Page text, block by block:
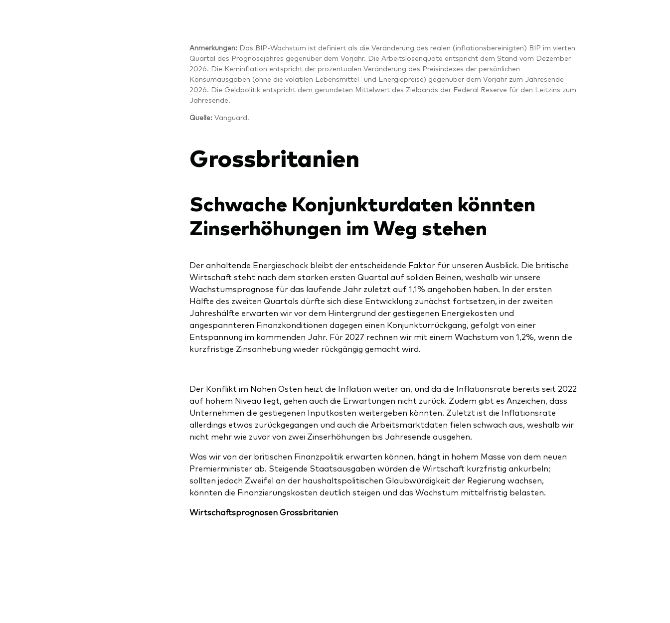
Anmerkungen: Das BIP-Wachstum ist definiert als die Veränderung des realen (inflationsbereinigten) BIP im vierten
Quartal des Prognosejahres gegenüber dem Vorjahr. Die Arbeitslosenquote entspricht dem Stand vom Dezember
2026. Die Kerninflation entspricht der prozentualen Veränderung des Preisindexes der persönlichen
Konsumausgaben (ohne die volatilen Lebensmittel- und Energiepreise) gegenüber dem Vorjahr zum Jahresende
2026. Die Geldpolitik entspricht dem gerundeten Mittelwert des Zielbands der Federal Reserve für den Leitzins zum
Jahresende.
Quelle: Vanguard.
Grossbritanien
Schwache Konjunkturdaten könnten
Zinserhöhungen im Weg stehen
Der anhaltende Energieschock bleibt der entscheidende Faktor für unseren Ausblick. Die britische
Wirtschaft steht nach dem starken ersten Quartal auf soliden Beinen, weshalb wir unsere
Wachstumsprognose für das laufende Jahr zuletzt auf 1,1% angehoben haben. In der ersten
Hälfte des zweiten Quartals dürfte sich diese Entwicklung zunächst fortsetzen, in der zweiten
Jahreshälfte erwarten wir vor dem Hintergrund der gestiegenen Energiekosten und
angespannteren Finanzkonditionen dagegen einen Konjunkturrückgang, gefolgt von einer
Entspannung im kommenden Jahr. Für 2027 rechnen wir mit einem Wachstum von 1,2%, wenn die
kurzfristige Zinsanhebung wieder rückgängig gemacht wird.
Der Konflikt im Nahen Osten heizt die Inflation weiter an, und da die Inflationsrate bereits seit 2022
auf hohem Niveau liegt, gehen auch die Erwartungen nicht zurück. Zudem gibt es Anzeichen, dass
Unternehmen die gestiegenen Inputkosten weitergeben könnten. Zuletzt ist die Inflationsrate
allerdings etwas zurückgegangen und auch die Arbeitsmarktdaten fielen schwach aus, weshalb wir
nicht mehr wie zuvor von zwei Zinserhöhungen bis Jahresende ausgehen.
Was wir von der britischen Finanzpolitik erwarten können, hängt in hohem Masse von dem neuen
Premierminister ab. Steigende Staatsausgaben würden die Wirtschaft kurzfristig ankurbeln;
sollten jedoch Zweifel an der haushaltspolitischen Glaubwürdigkeit der Regierung wachsen,
könnten die Finanzierungskosten deutlich steigen und das Wachstum mittelfristig belasten.
Wirtschaftsprognosen Grossbritanien